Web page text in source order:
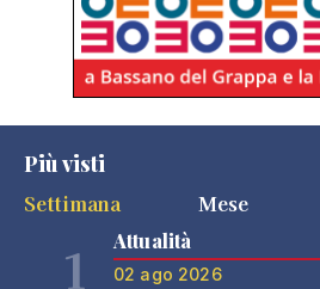
Più visti
Settimana
Mese
1 Attualità
02 ago 2026